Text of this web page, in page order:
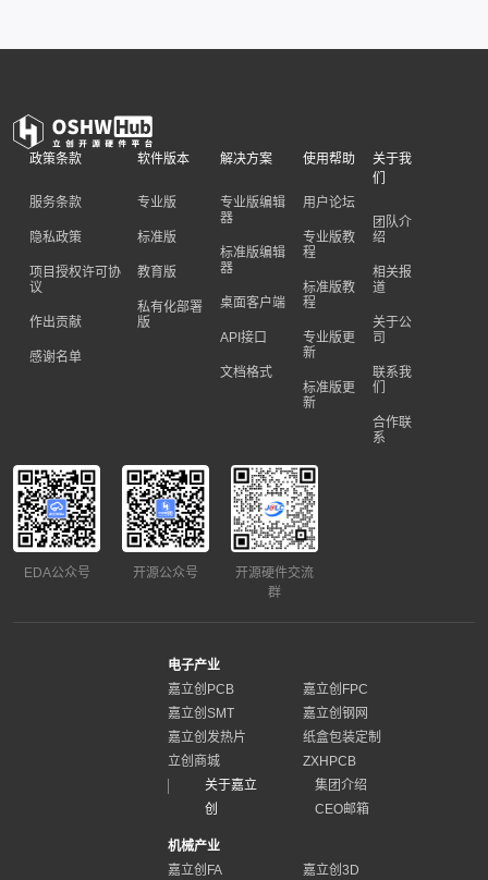
政策条款
服务条款
隐私政策
项目授权许可协
议
作出贡献
感谢名单
软件版本
专业版
标准版
教育版
私有化部署
版
解决方案
专业版编辑
器
标准版编辑
器
桌面客户端
API接口
文档格式
使用帮助
用户论坛
专业版教
程
标准版教
程
专业版更
新
标准版更
新
关于我
们
团队介
绍
相关报
道
关于公
司
联系我
们
合作联
系
EDA公众号 开源公众号
开源硬件交流
群
电子产业
嘉立创PCB
嘉立创FPC
嘉立创SMT
嘉立创钢网
嘉立创发热片
纸盒包装定制
立创商城
ZXHPCB
关于嘉立
创
集团介绍
CEO邮箱
机械产业
嘉立创FA
嘉立创3D